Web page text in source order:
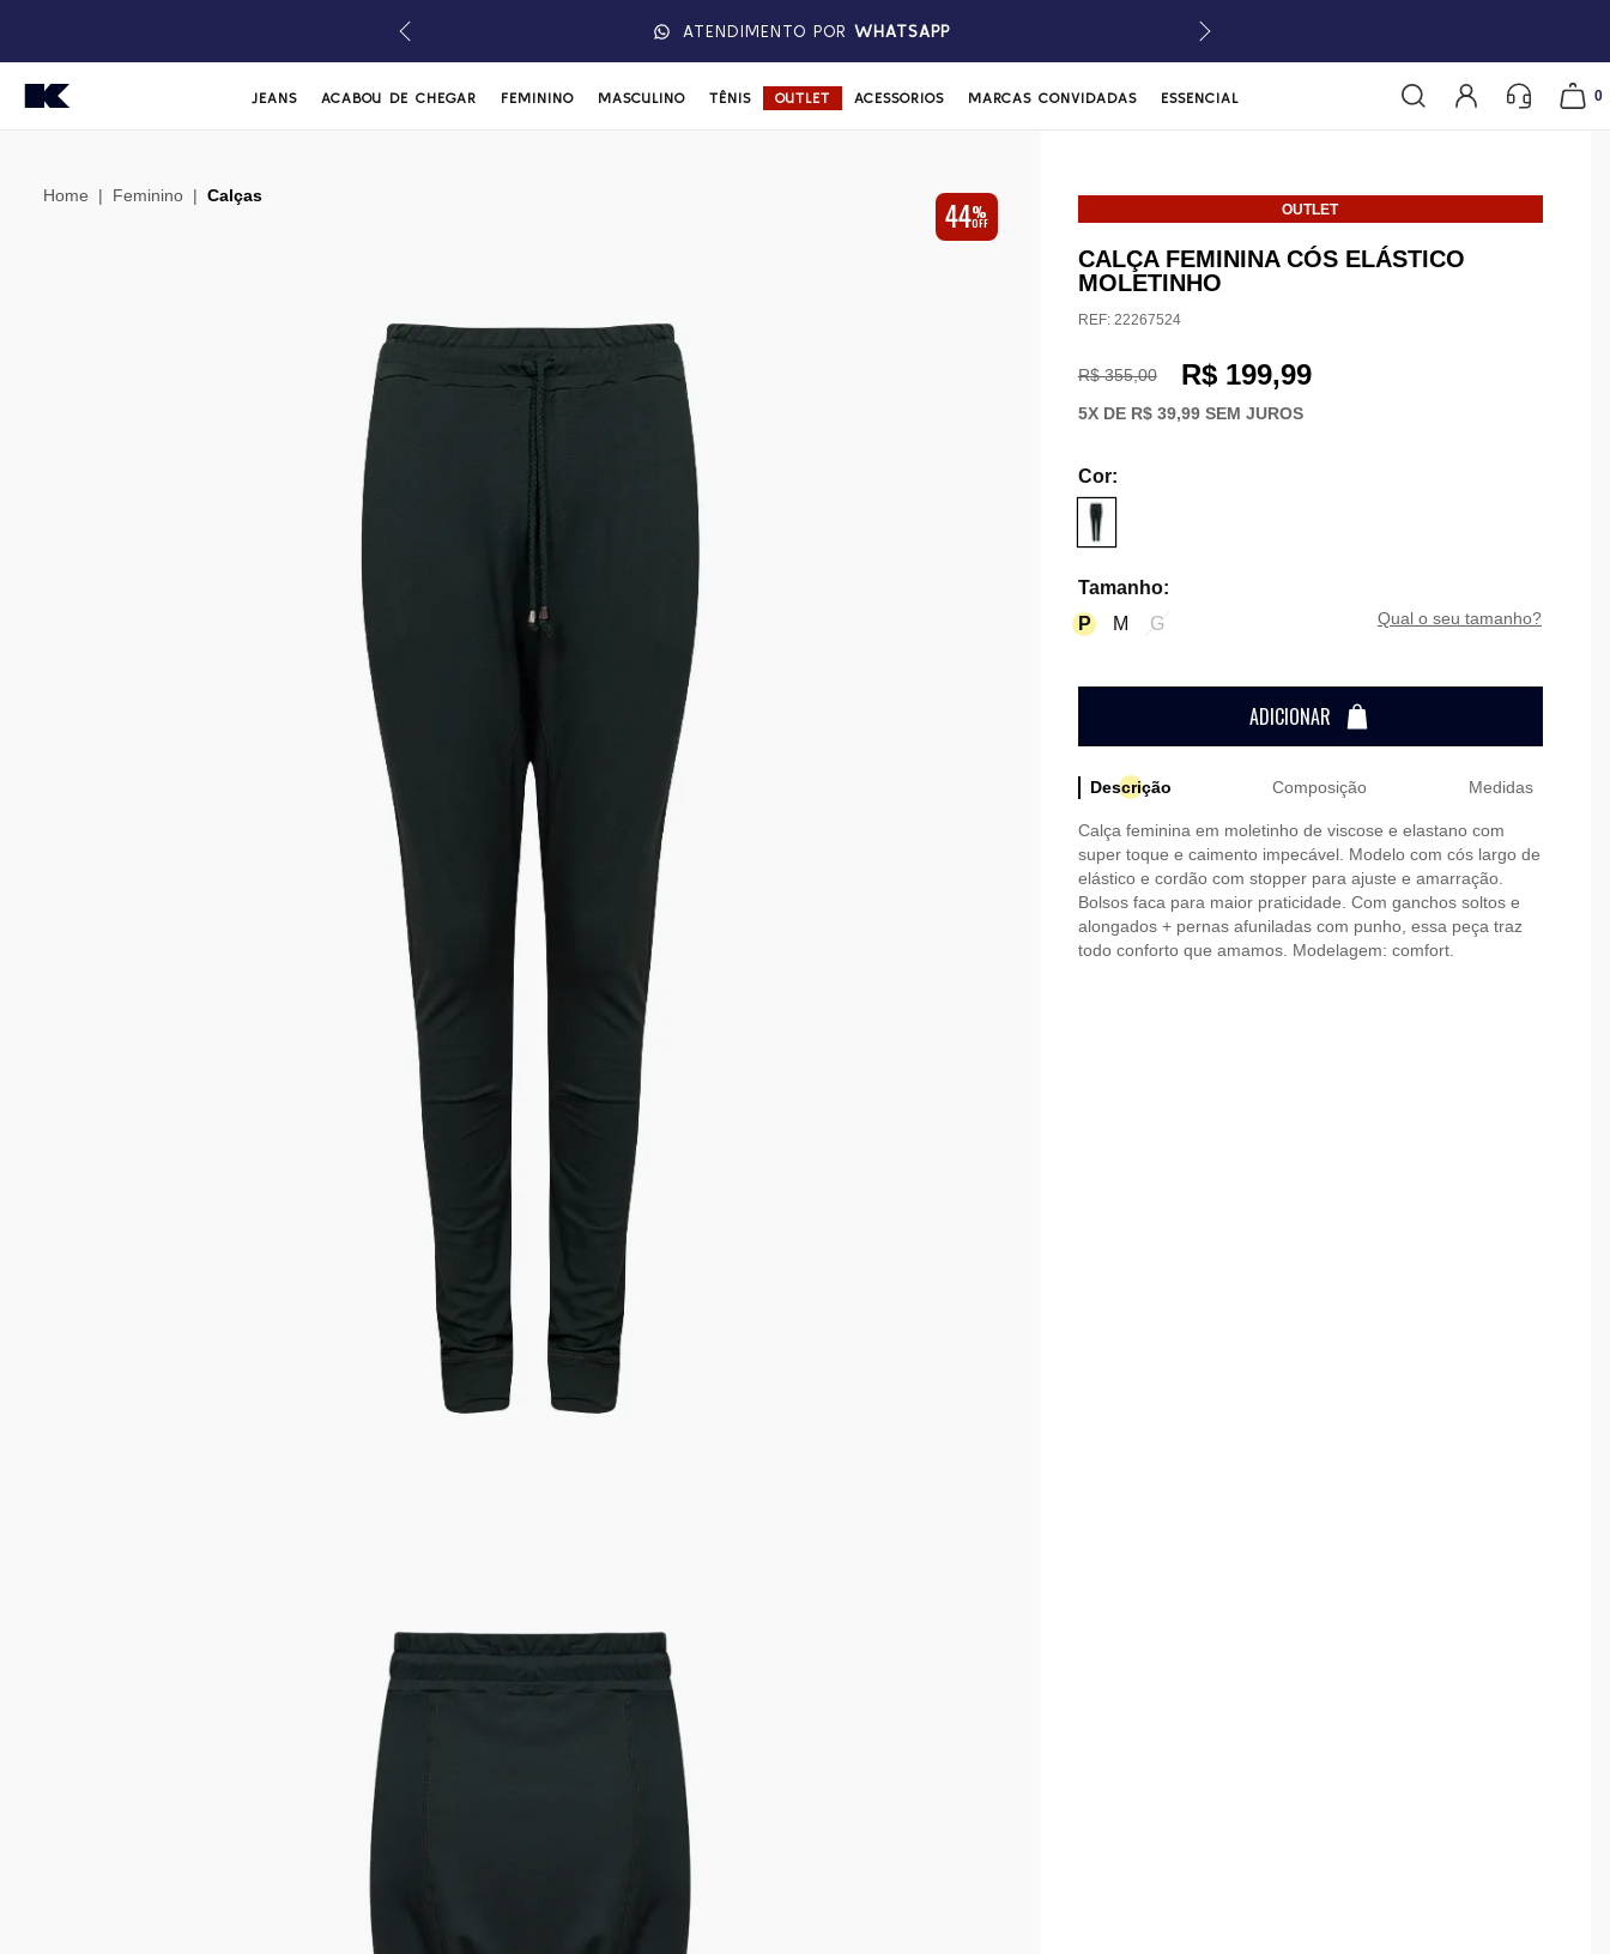
SOLICITE POR AQUI : TROCAS E DEVOLUÇÕES
JEANS ACABOU DE CHEGAR FEMININO MASCULINO TÊNIS OUTLET ACESSÓRIOS MARCAS CONVIDADAS ESSENCIAL 0
Home | Feminino | Calças 44%
OFF
OUTLET
CALÇA FEMININA CÓS ELÁSTICO
MOLETINHO
REF: 22267524
R$ 355,00 R$ 199,99
5X DE R$ 39,99SEM JUROS
Cor:
Tamanho:
P
M G qual o seu tamanho?
ADICIONAR
Descrição Composição Medidas
Calça feminina em moletinho de viscose e elastano com
super toque e caimento impecável. Modelo com cós largo de
elástico e cordão com stopper para ajuste e amarração.
Bolsos faca para maior praticidade. Com ganchos soltos e
alongados + pernas afuniladas com punho, essa peça traz
todo conforto que amamos. Modelagem: comfort.